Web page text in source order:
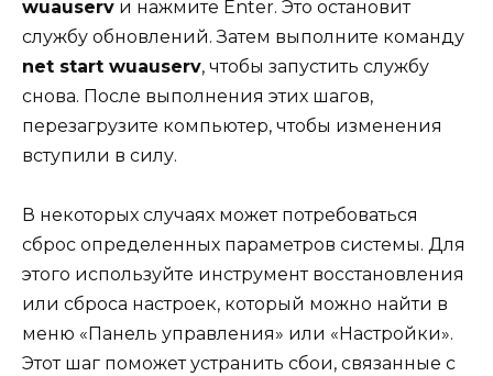
wuauserv и нажмите Enter. Это остановит
службу обновлений. Затем выполните команду
net start wuauserv, чтобы запустить службу
снова. После выполнения этих шагов,
перезагрузите компьютер, чтобы изменения
вступили в силу.
В некоторых случаях может потребоваться
сброс определенных параметров системы. Для
этого используйте инструмент восстановления
или сброса настроек, который можно найти в
меню «Панель управления» или «Настройки».
Этот шаг поможет устранить сбои, связанные с